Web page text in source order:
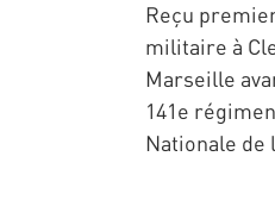
Reçu
militaire à
Marseille
141e
Nationale de